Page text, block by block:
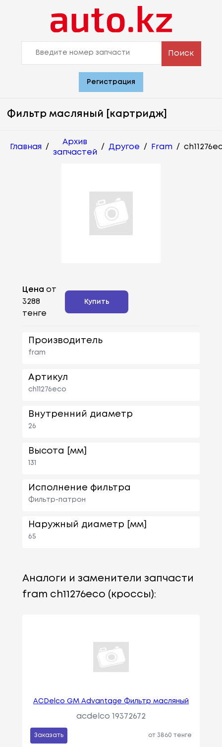
Поиск
Регистрация
Фильтр масляный [картридж]
Главная /
Архив
запчастей
/ Другое / Fram /
Цена от
3288
тенге
Купить
Производитель
fram
Артикул
ch11276eco
Внутренний диаметр
26
Высота [мм]
131
Исполнение фильтра
Фильтр-патрон
Наружный диаметр [мм]
65
Аналоги и заменители запчасти
fram ch11276eco (кроссы):
ACDelco GM Advantage Фильтр масляный
acdelco 19372672
Заказать от 3860 тенге